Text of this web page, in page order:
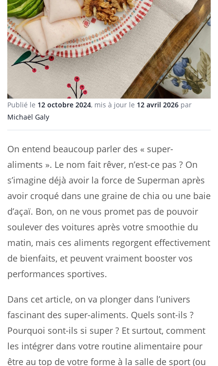
Publié le 12 octobre 2024, mis à jour le 12 avril 2026 par
Michaël Galy
On entend beaucoup parler des « super-
aliments ». Le nom fait rêver, n’est-ce pas ? On
s’imagine déjà avoir la force de Superman après
avoir croqué dans une graine de chia ou une baie
d’açaï. Bon, on ne vous promet pas de pouvoir
soulever des voitures après votre smoothie du
matin, mais ces aliments regorgent effectivement
de bienfaits, et peuvent vraiment booster vos
performances sportives.
Dans cet article, on va plonger dans l’univers
fascinant des super-aliments. Quels sont-ils ?
Pourquoi sont-ils si super ? Et surtout, comment
les intégrer dans votre routine alimentaire pour
être au top de votre forme à la salle de sport (ou